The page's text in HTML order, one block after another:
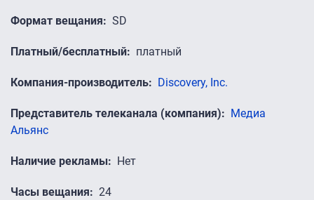
Формат вещания SD
Платный/бесплатный платный
Компания-производитель Discovery, Inc.
Представитель телеканала (компания)
Медиа
Альянс
Наличие рекламы Нет
Часы вещания 24